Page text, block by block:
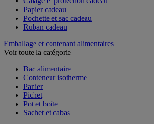
Papier cadeau
Pochette et sac cadeau
Ruban cadeau
Emballage et contenant alimentaires
Voir toute la catégorie
Bac alimentaire
Conteneur isotherme
Panier
Pichet
Pot et boîte
Sachet et cabas